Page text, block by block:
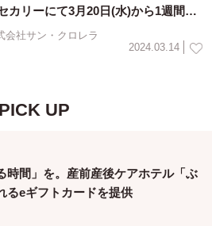
カリーにて3月20日(水)から1週間の
プアップ開催決定！
会社サン・クロレラ
2024.03.14
PICK UP
時間」を。産前産後ケアホテル「ぶ
るeギフトカードを提供